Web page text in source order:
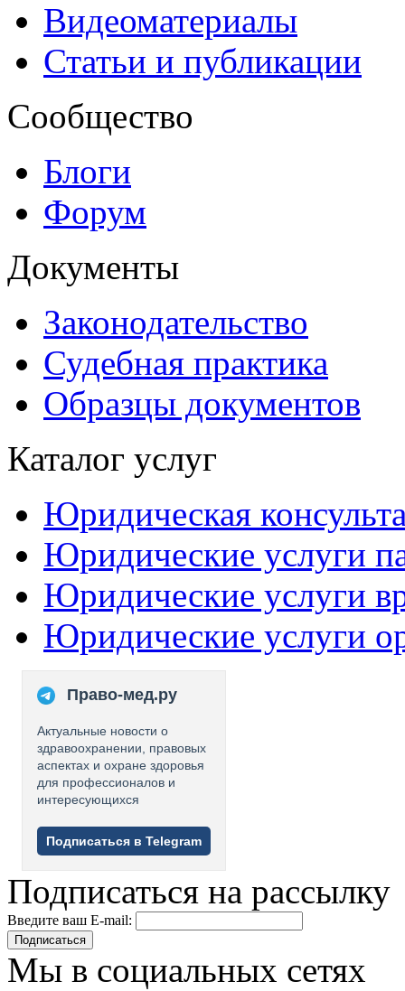
Видеоматериалы
Статьи и публикации
Сообщество
Блоги
Форум
Документы
Законодательство
Судебная практика
Образцы документов
Каталог услуг
Юридическая
Юридические услуги
Юридические услуги
Юридические услуги
Право-мед.ру
Актуальные новости о
здравоохранении, правовых
аспектах и охране здоровья
для профессионалов и
интересующихся
Подписаться в Telegram
Подписаться на рассылку
Введите ваш E-mail:
Подписаться
Мы в социальных сетях